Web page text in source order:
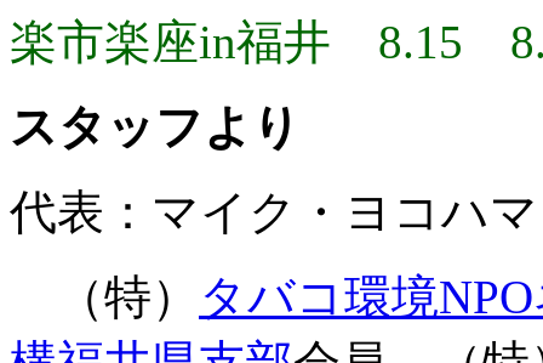
楽市楽座in福井 8.15
スタッフより
代表：マイク・ヨコハ
（特）
タバコ環境